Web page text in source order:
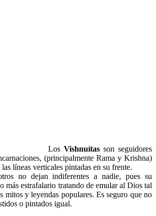
Los Vishnuítas son seguidores
(principalmente Rama y Krishna)
líneas verticales pintadas en su frente.
no dejan indiferentes a nadie, pues su
más estrafalario tratando de emular al Dios tal
mitos y leyendas populares. Es seguro que no
o pintados igual.